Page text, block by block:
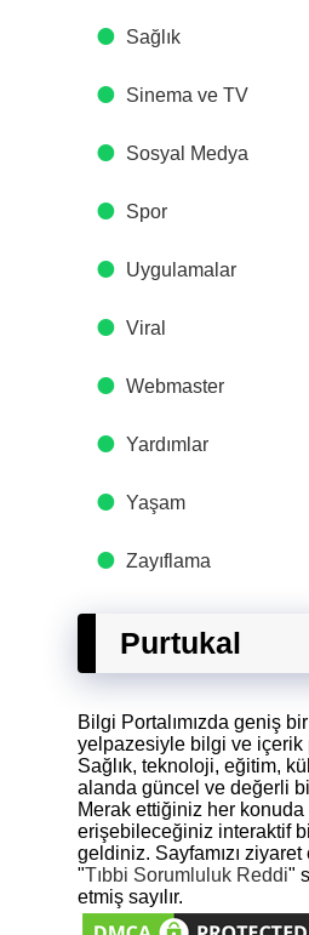
Sağlık
Sinema ve TV
Sosyal Medya
Spor
Uygulamalar
Viral
Webmaster
Yardımlar
Yaşam
Zayıflama
Purtukal
Bilgi Portalımızda geniş
yelpazesiyle bilgi ve içerik
Sağlık, teknoloji, eğitim,
alanda güncel ve değerli
Merak ettiğiniz her
erişebileceğiniz interaktif
geldiniz. Sayfamızı
"Tıbbi Sorumluluk Reddi"
etmiş sayılır.